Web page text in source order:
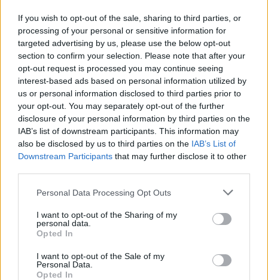
If you wish to opt-out of the sale, sharing to third parties, or
processing of your personal or sensitive information for
targeted advertising by us, please use the below opt-out
section to confirm your selection. Please note that after your
opt-out request is processed you may continue seeing
interest-based ads based on personal information utilized by
us or personal information disclosed to third parties prior to
your opt-out. You may separately opt-out of the further
disclosure of your personal information by third parties on the
IAB’s list of downstream participants. This information may
also be disclosed by us to third parties on the IAB’s List of
Downstream Participants that may further disclose it to other
Personal Data Processing Opt Outs
I want to opt-out of the Sharing of my
personal data.
Opted In
I want to opt-out of the Sale of my
Personal Data.
Opted In
Pest megye
Fából épül Budakeszi új óvodája
Országos
Kecskeméten is szakirányú
továbbképzésekkel erősít a Gál Ferenc
Egyetem
HIRDETÉS
HIRDETÉS